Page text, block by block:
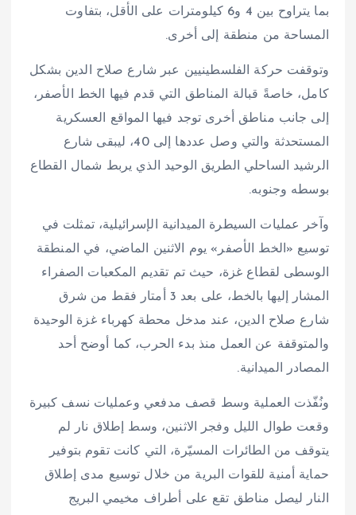
بما يتراوح بين 4 و6 كيلومترات على الأقل، بتفاوت
المساحة من منطقة إلى أخرى.
وتوقفت حركة الفلسطينيين عبر شارع صلاح الدين بشكل
كامل، خاصةً قبالة المناطق التي قدم فيها الخط الأصفر،
إلى جانب مناطق أخرى توجد فيها المواقع العسكرية
المستحدثة والتي وصل عددها إلى 40، ليبقى شارع
الرشيد الساحلي الطريق الوحيد الذي يربط شمال القطاع
بوسطه وجنوبه.
وآخر عمليات السيطرة الميدانية الإسرائيلية، تمثلت في
توسيع «الخط الأصفر» يوم الاثنين الماضي، في المنطقة
الوسطى لقطاع غزة، حيث تم تقديم المكعبات الصفراء
المشار إليها بالخط، على بعد 3 أمتار فقط من شرق
شارع صلاح الدين، عند مدخل محطة كهرباء غزة الوحيدة
والمتوقفة عن العمل منذ بدء الحرب، كما أوضح أحد
المصادر الميدانية.
ونُفّذت العملية وسط قصف مدفعي وعمليات نسف كبيرة
وقعت طوال الليل وفجر الاثنين، وسط إطلاق نار لم
يتوقف من الطائرات المسيّرة، التي كانت تقوم بتوفير
حماية أمنية للقوات البرية من خلال توسيع مدى إطلاق
النار ليصل مناطق تقع على أطراف مخيمي البريج